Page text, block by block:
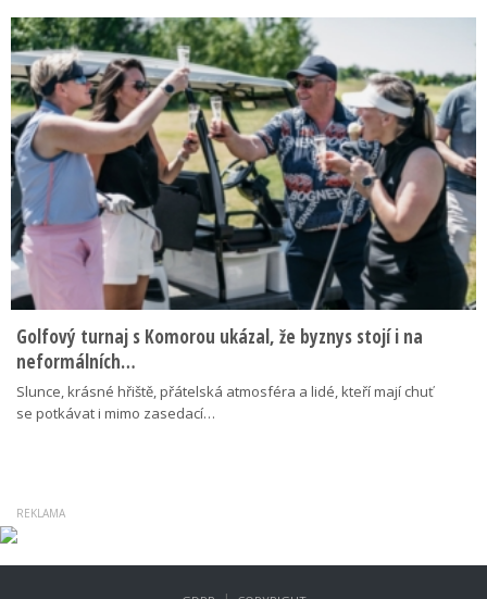
Golfový turnaj s Komorou ukázal, že byznys stojí i na
neformálních…
Slunce, krásné hřiště, přátelská atmosféra a lidé, kteří mají chuť
se potkávat i mimo zasedací…